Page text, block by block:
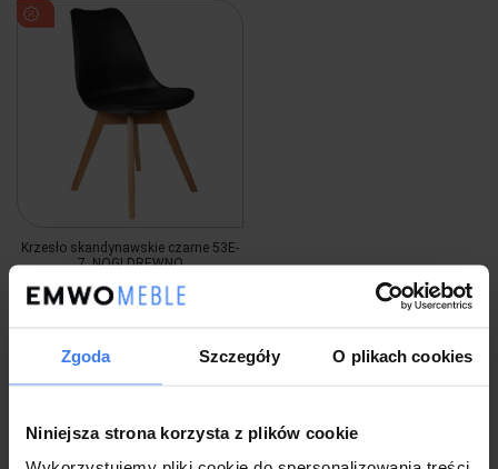
Zgoda Szczegóły O plikach cookies
Niniejsza strona korzysta z plików cookie
Krzesło skandynawskie czarne 53E-
7, NOGI DREWNO
Wysyłka w 3 dni